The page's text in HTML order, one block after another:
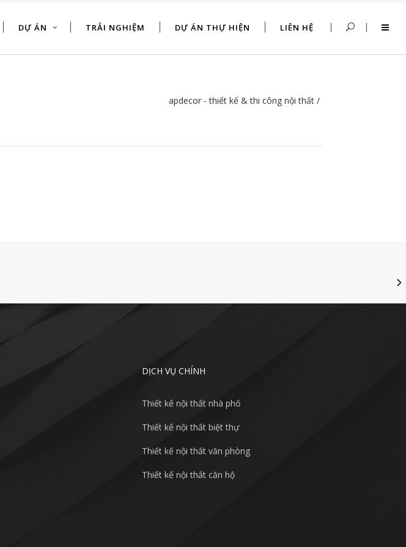
DỰ ÁN TRẢI NGHIỆM DỰ ÁN THỰ HIỆN LIÊN HỆ
apdecor - thiết kế & thi công nội thất /
DỊCH VỤ CHÍNH
Thiết kế nội thất nhà phố
Thiết kế nội thất biệt thự
Thiết kế nội thất văn phòng
Thiết kế nội thất căn hộ